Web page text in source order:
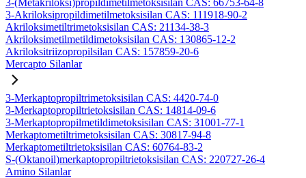
3-(Metakriloksi)propildimetilmetoksisilan CAS: 66753-64-8
3-Akriloksipropildimetilmetoksisilan CAS: 111918-90-2
Akriloksimetiltrimetoksisilan CAS: 21134-38-3
Akriloksimetilmetildimetoksisilan CAS: 130865-12-2
Akriloksitriizopropilsilan CAS: 157859-20-6
Mercapto Silanlar
3-Merkaptopropiltrimetoksisilan CAS: 4420-74-0
3-Merkaptopropiltrietoksisilan CAS: 14814-09-6
3-Merkaptopropilmetildimetoksisilan CAS: 31001-77-1
Merkaptometiltrimetoksisilan CAS: 30817-94-8
Merkaptometiltrietoksisilan CAS: 60764-83-2
S-(Oktanoil)merkaptopropiltrietoksisilan CAS: 220727-26-4
Amino Silanlar